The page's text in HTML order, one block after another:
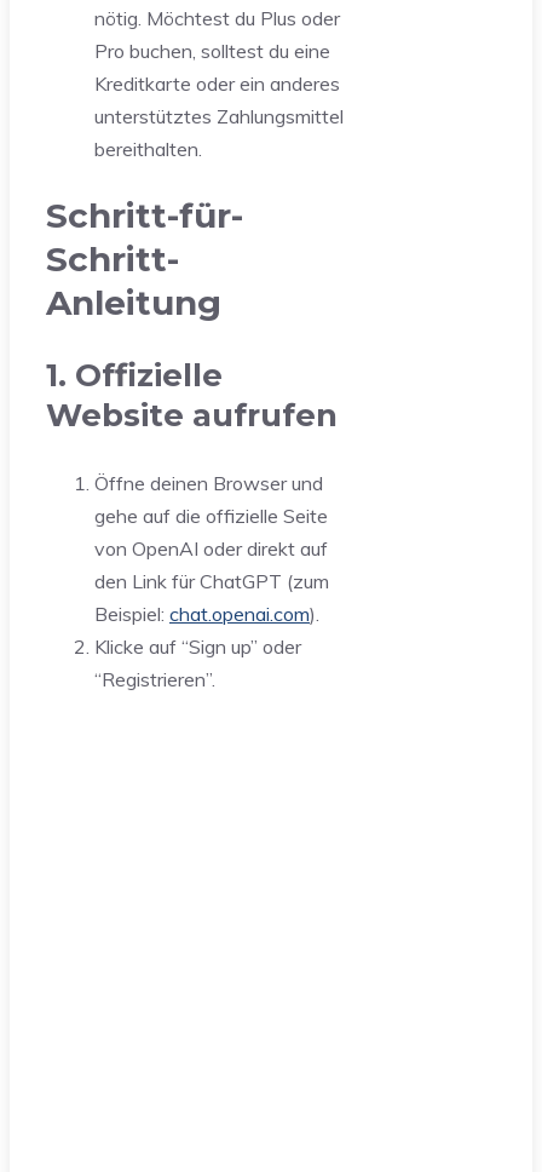
nötig. Möchtest du Plus oder
Pro buchen, solltest du eine
Kreditkarte oder ein anderes
unterstütztes Zahlungsmittel
bereithalten.
Schritt-für-
Schritt-
Anleitung
1. Offizielle
Website aufrufen
Öffne deinen Browser und
gehe auf die offizielle Seite
von OpenAI oder direkt auf
den Link für ChatGPT (zum
Beispiel: chat.openai.com).
Klicke auf “Sign up” oder
“Registrieren”.